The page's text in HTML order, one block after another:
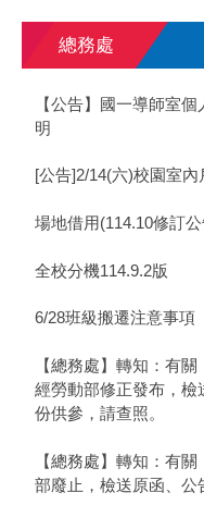
總務處
【公告】國一導師室
明
[公告]2/14(六)校園室
場地借用(114.10修訂
全校分機114.9.2版
6/28班級搬遷注意事項
【總務處】轉知：有
經勞動部修正發布，檢
份供參，請查照。
【總務處】轉知：有
部廢止，檢送原函、公